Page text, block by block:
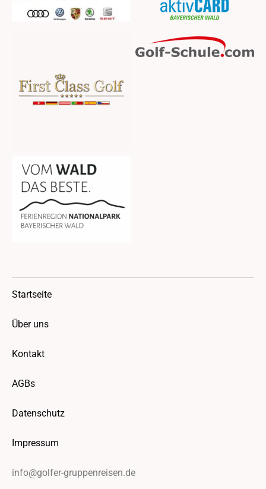
Startseite
Über uns
Kontakt
AGBs
Datenschutz
Impressum
info@golfer-gruppenreisen.de